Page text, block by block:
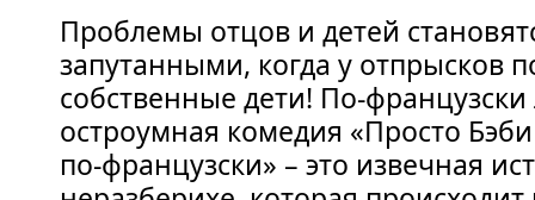
Проблемы отцов и детей
запутанными, когда у отпрысков
собственные дети! По-французски
остроумная комедия «Просто
по-французски» – это извечная